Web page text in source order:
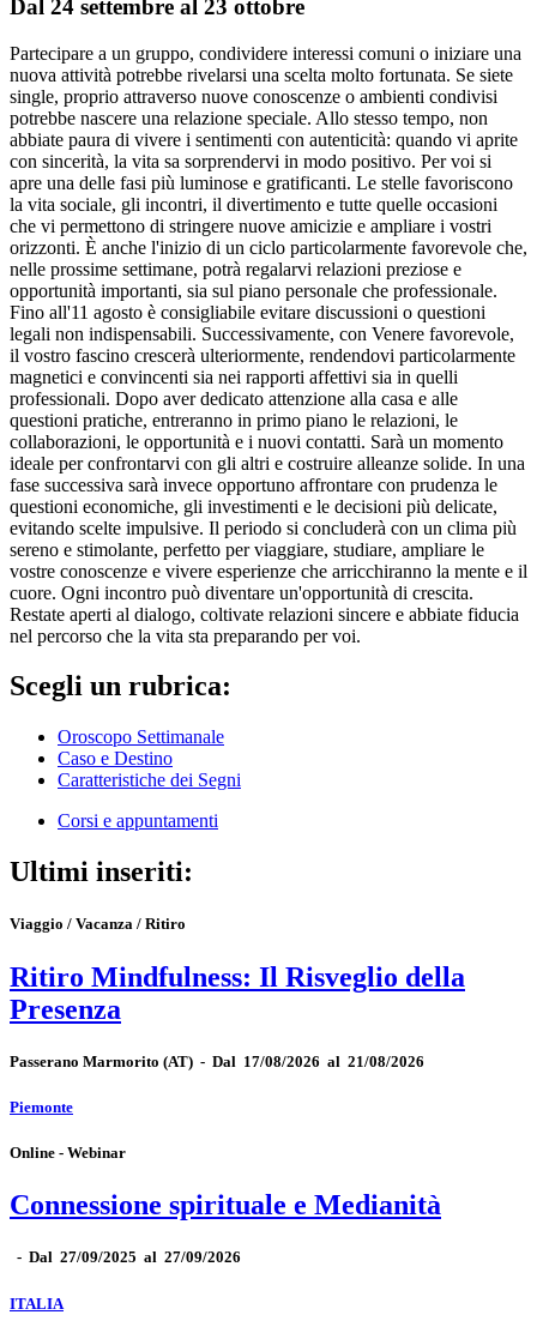
Dal 24 settembre al 23 ottobre
Partecipare a un gruppo, condividere interessi comuni o iniziare una
nuova attività potrebbe rivelarsi una scelta molto fortunata. Se siete
single, proprio attraverso nuove conoscenze o ambienti condivisi
potrebbe nascere una relazione speciale. Allo stesso tempo, non
abbiate paura di vivere i sentimenti con autenticità: quando vi aprite
con sincerità, la vita sa sorprendervi in modo positivo. Per voi si
apre una delle fasi più luminose e gratificanti. Le stelle favoriscono
la vita sociale, gli incontri, il divertimento e tutte quelle occasioni
che vi permettono di stringere nuove amicizie e ampliare i vostri
orizzonti. È anche l'inizio di un ciclo particolarmente favorevole che,
nelle prossime settimane, potrà regalarvi relazioni preziose e
opportunità importanti, sia sul piano personale che professionale.
Fino all'11 agosto è consigliabile evitare discussioni o questioni
legali non indispensabili. Successivamente, con Venere favorevole,
il vostro fascino crescerà ulteriormente, rendendovi particolarmente
magnetici e convincenti sia nei rapporti affettivi sia in quelli
professionali. Dopo aver dedicato attenzione alla casa e alle
questioni pratiche, entreranno in primo piano le relazioni, le
collaborazioni, le opportunità e i nuovi contatti. Sarà un momento
ideale per confrontarvi con gli altri e costruire alleanze solide. In una
fase successiva sarà invece opportuno affrontare con prudenza le
questioni economiche, gli investimenti e le decisioni più delicate,
evitando scelte impulsive. Il periodo si concluderà con un clima più
sereno e stimolante, perfetto per viaggiare, studiare, ampliare le
vostre conoscenze e vivere esperienze che arricchiranno la mente e il
cuore. Ogni incontro può diventare un'opportunità di crescita.
Restate aperti al dialogo, coltivate relazioni sincere e abbiate fiducia
nel percorso che la vita sta preparando per voi.
Scegli un rubrica:
Oroscopo Settimanale
Caso e Destino
Caratteristiche dei Segni
Corsi e appuntamenti
Ultimi inseriti:
Viaggio / Vacanza / Ritiro
Ritiro Mindfulness: Il Risveglio della
Presenza
Passerano Marmorito (AT) - Dal 17/08/2026 al 21/08/2026
Piemonte
Online - Webinar
Connessione spirituale e Medianità
- Dal 27/09/2025 al 27/09/2026
ITALIA